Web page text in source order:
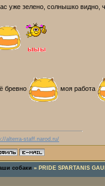
уже зелено, солнышко видно,
бревно моя работа
alterra-staff.narod.ru/
собаки » PRIDE SPARTANIS